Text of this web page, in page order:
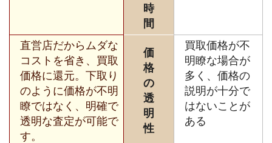
時
間
直営店だからムダな
コストを省き、買取
価格に還元。下取り
のように価格が不明
瞭ではなく、明確で
透明な査定が可能で
す。
価
格
の
透
明
性
買取価格が不
明瞭な場合が
多く、価格の
説明が十分で
はないことが
ある